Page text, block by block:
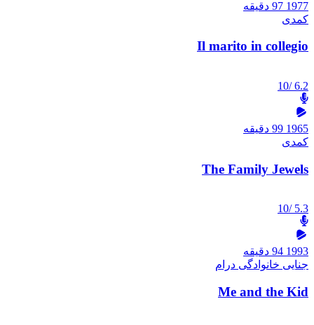
1977 97 دقیقه
کمدی
Il marito in collegio
6.2
/10
1965 99 دقیقه
کمدی
The Family Jewels
5.3
/10
1993 94 دقیقه
جنایی خانوادگی درام
Me and the Kid